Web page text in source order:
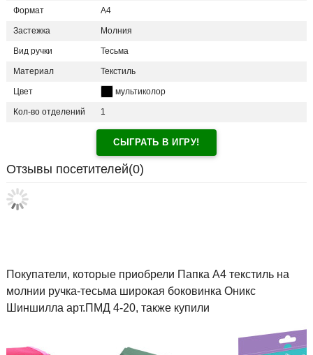
Формат A4
Застежка Молния
Вид ручки Тесьма
Материал Текстиль
Цвет мультиколор
Кол-во отделений 1
СЫГРАТЬ В ИГРУ!
Отзывы посетителей(0)
Покупатели, которые приобрели Папка А4 текстиль на
молнии ручка-тесьма широкая боковинка Оникс
Шиншилла арт.ПМД 4-20, также купили